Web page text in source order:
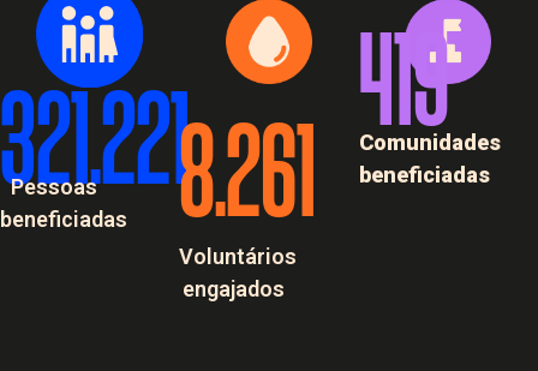
321.221
Pessoas
beneficiadas
8.261
Voluntários
engajados
419
Comunidades
beneficiadas